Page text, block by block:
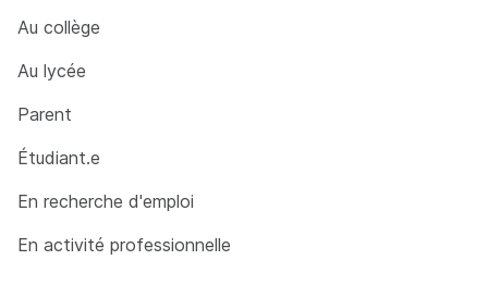
Au collège
Au lycée
Parent
Étudiant.e
En recherche d'emploi
En activité professionnelle